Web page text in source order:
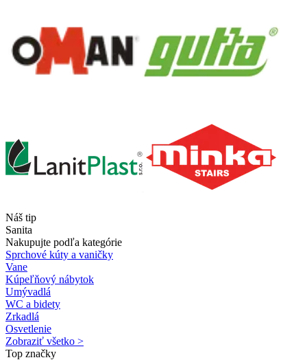
Náš tip
Sanita
Nakupujte podľa kategórie
Sprchové kúty a vaničky
Vane
Kúpeľňový nábytok
Umývadlá
WC a bidety
Zrkadlá
Osvetlenie
Zobraziť všetko >
Top značky